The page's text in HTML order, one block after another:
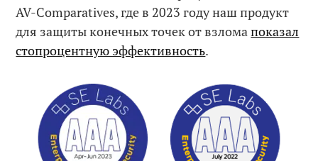
AV-Comparatives, где в 2023 году наш продукт
для защиты конечных точек от взломапоказал
стопроцентную эффективность.